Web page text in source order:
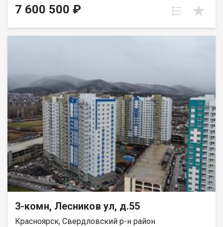
ЗАСТРОЙЩИКА
7 600 500 ₽
3-комн, Лесников ул, д.55
Красноярск, Свердловский р-н район